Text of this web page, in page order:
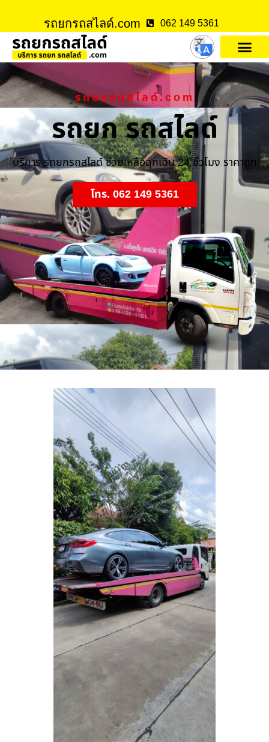
รถยกรถสไลด์.com 062 149 5361
รถยกรถสไลด์.com
รถยก รถสไลด์
บริการ รถยกรถสไลด์ ช่วยเหลือฉุกเฉิน 24 ชั่วโมง ราคาถูก
โทร. 062 149 5361